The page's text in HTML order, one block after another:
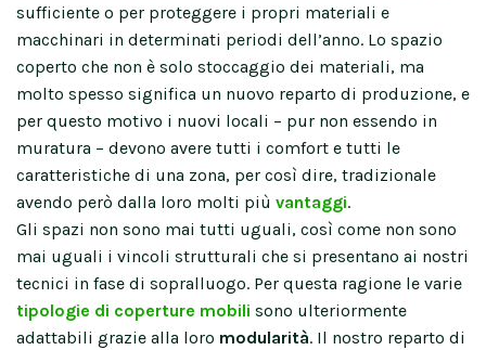
sufficiente o per proteggere i propri materiali e
macchinari in determinati periodi dell’anno. Lo spazio
coperto che non è solo stoccaggio dei materiali, ma
molto spesso significa un nuovo reparto di produzione, e
per questo motivo i nuovi locali – pur non essendo in
muratura – devono avere tutti i comfort e tutti le
caratteristiche di una zona, per così dire, tradizionale
avendo però dalla loro molti più vantaggi.
Gli spazi non sono mai tutti uguali, così come non sono
mai uguali i vincoli strutturali che si presentano ai nostri
tecnici in fase di sopralluogo. Per questa ragione le varie
tipologie di coperture mobili sono ulteriormente
adattabili grazie alla loro modularità. Il nostro reparto di